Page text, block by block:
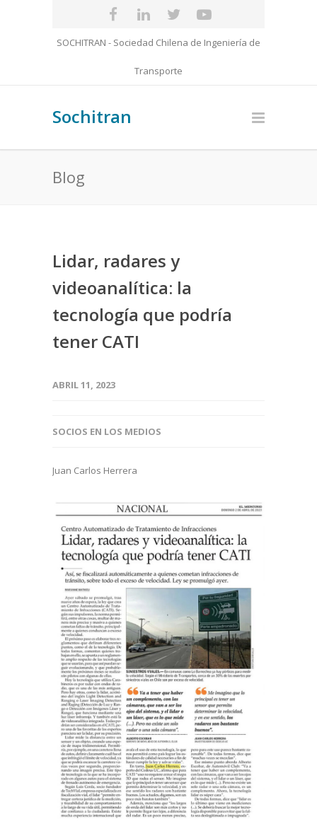
SOCHITRAN - Sociedad Chilena de Ingeniería de
Transporte
Sochitran
Blog
Lidar, radares y
videoanalítica: la
tecnología que podría
tener CATI
ABRIL 11, 2023
SOCIOS EN LOS MEDIOS
Juan Carlos Herrera